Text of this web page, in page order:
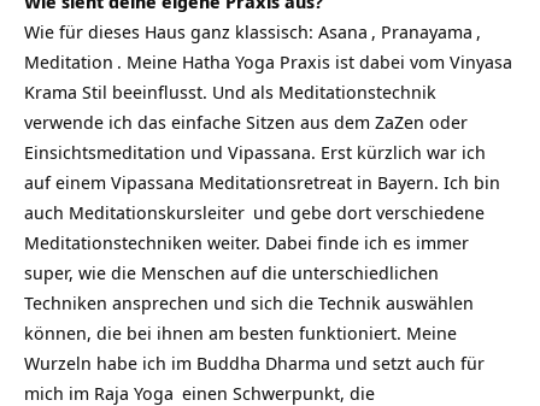
Wie für dieses Haus ganz klassisch: Asana , Pranayama ,
Meditation . Meine Hatha Yoga Praxis ist dabei vom Vinyasa
Krama Stil beeinflusst. Und als Meditationstechnik
verwende ich das einfache Sitzen aus dem ZaZen oder
Einsichtsmeditation und Vipassana. Erst kürzlich war ich
auf einem Vipassana Meditationsretreat in Bayern. Ich bin
auch Meditationskursleiter und gebe dort verschiedene
Meditationstechniken weiter. Dabei finde ich es immer
super, wie die Menschen auf die unterschiedlichen
Techniken ansprechen und sich die Technik auswählen
können, die bei ihnen am besten funktioniert. Meine
Wurzeln habe ich im Buddha Dharma und setzt auch für
mich im Raja Yoga einen Schwerpunkt, die